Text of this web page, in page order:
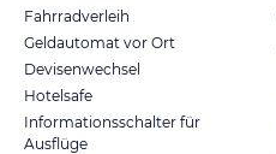
Fahrradverleih
Geldautomat vor Ort
Devisenwechsel
Hotelsafe
Informationsschalter für
Ausflüge